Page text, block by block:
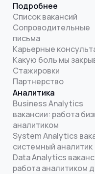
Подробнее
Список вакансий
Сопроводительные
письма
Карьерные
Какую боль мы
Стажировки
Партнерство
Аналитика
Business Analytics
вакансии: работа
аналитиком
System Analytics
системный аналитик
Data Analytics
работа аналитиком